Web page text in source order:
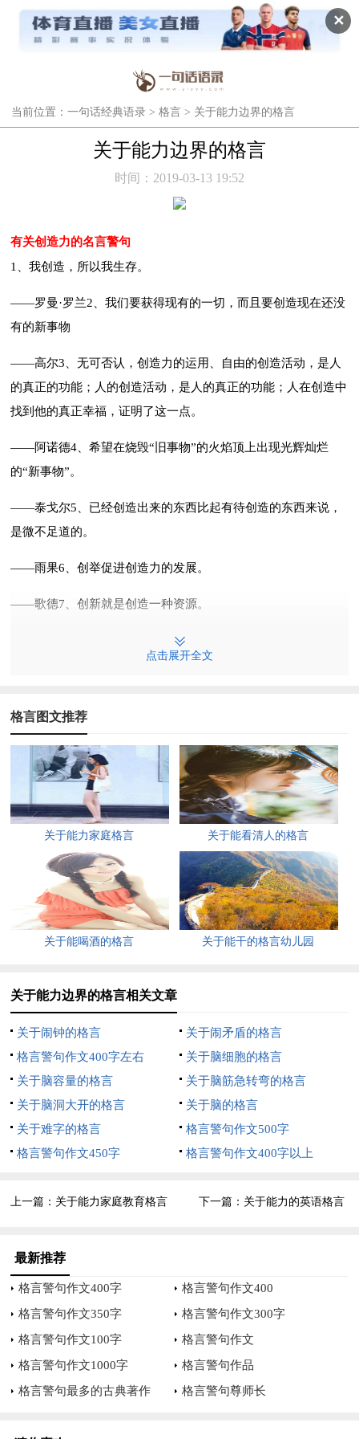
✕
当前位置： 一句话经典语录 > 格言 > 关于能力边界的格言
关于能力边界的格言
时间：2019-03-13 19:52
有关创造力的名言警句
1、我创造，所以我生存。
——罗曼·罗兰2、我们要获得现有的一切，而且要创造现在还没
有的新事物
——高尔3、无可否认，创造力的运用、自由的创造活动，是人
的真正的功能；人的创造活动，是人的真正的功能；人在创造中
找到他的真正幸福，证明了这一点。
——阿诺德4、希望在烧毁“旧事物”的火焰顶上出现光辉灿烂
的“新事物”。
——泰戈尔5、已经创造出来的东西比起有待创造的东西来说，
是微不足道的。
——雨果6、创举促进创造力的发展。
——歌德7、创新就是创造一种资源。
——彼得·杜拉克8、创造，不论是肉体方面的或精神方面的，总
是脱离躯壳的樊笼，卷入生命的旋风，与神明同寿。
——箴言10、人可以老而益壮，也可以未老先衰，关键不在岁
数，而在于创造力的大小。
——卢尔卡尔斯基11、神从创造中找到他自己。
——泰戈尔12、生活不是静止，而是同静止作斗争，是创作，是
创造，是对“永恒旧事物”的吸引力的永恒反抗。
——《罗曼·罗兰传》13、世界上所有美好的事物都是创造力的
果实。
——莫泊桑15、创造的神秘，有如夜间的黑暗，是伟大的。
而知识的幻影，不过如晨间之物。
——泰戈尔
关于科学精神的格言
1、三军不可夺帅也，匹夫不可夺志也——论语2、自强为天下
晋·葛洪4、要想壮志凌云，先要脚踏地——佚名5、好汉立志达
志向，和迷途的盲人一样——朝鲜9、无志无息地了却一生是平
庸的——荷马10、教育并不仅仅用于装点记忆力和启发理解力，
它的主要职责应该是引导意志力——儒贝尔11、壮志与毅力是事
业的双翼——德国12、志道者少友，逐利者多俦——汉·王符
13、同志为友——说文14、喜欢社会中一小群志同道合的朋
友，这是人的社会属性的基本原则——15、志合者，不以山海为
大醉伤神损心志——佚名17、君子之行，静以修身，俭以养德，
点击展开全文
格言图文推荐
关于能力家庭格言 关于能看清人的格言
关于能喝酒的格言 关于能干的格言幼儿园
关于能力边界的格言相关文章
关于闹钟的格言
关于闹矛盾的格言
格言警句作文400字左右
关于脑细胞的格言
关于脑容量的格言
关于脑筋急转弯的格言
关于脑洞大开的格言
关于脑的格言
关于难字的格言
格言警句作文500字
格言警句作文450字
格言警句作文400字以上
上一篇： 关于能力家庭教育格言 下一篇： 关于能力的英语格言
最新推荐
格言警句作文400字
格言警句作文400
格言警句作文350字
格言警句作文300字
格言警句作文100字
格言警句作文
格言警句作文1000字
格言警句作品
格言警句最多的古典著作
格言警句尊师长